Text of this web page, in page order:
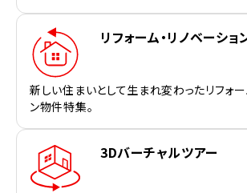
リフォーム・リノベーショ
新しい住まいとして生まれ変わったリフォー
ン物件特集。
3Dバーチャルツアー